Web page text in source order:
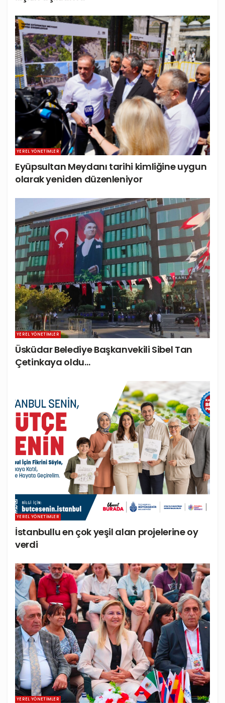
YEREL YÖNETIMLER
Eyüpsultan Meydanı tarihi kimliğine uygun
olarak yeniden düzenleniyor
YEREL YÖNETIMLER
Üsküdar Belediye Başkanvekili Sibel Tan
Çetinkaya oldu…
YEREL YÖNETIMLER
İstanbullu en çok yeşil alan projelerine oy
verdi
YEREL YÖNETIMLER